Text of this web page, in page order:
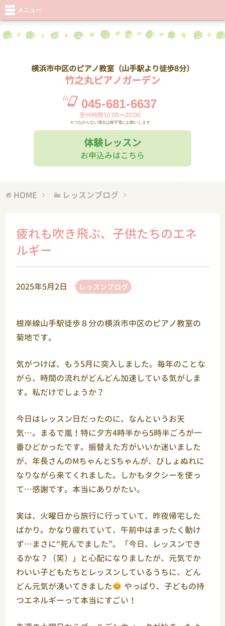
横浜市中区のピアノ教室（山手駅より徒歩8分）
竹之丸ピアノガーデン
045-681-6637
受付時間10:00〜20:00
※つながらない場合は留守電にお願いします
体験レッスン
お申込みはこちら
メニュー
HOME レッスンブログ
疲れも吹き飛ぶ、子供たちのエネ
ルギー
2025年5月2日 レッスンブログ
根岸線山手駅徒歩８分の横浜市中区のピアノ教室の
菊地です。
気がつけば、もう5月に突入しました。毎年のことな
がら、時間の流れがどんどん加速している気がしま
す。私だけでしょうか？
今日はレッスン日だったのに、なんというお天
気…。まるで嵐！特に夕方4時半から5時半ごろが一
番ひどかったです。振替えた方がいいか迷いました
が、年長さんのMちゃんとSちゃんが、びしょぬれに
なりながら来てくれました。しかもタクシーを使っ
て…感謝です。本当にありがたい。
実は、火曜日から旅行に行っていて、昨夜帰宅した
ばかり。かなり疲れていて、午前中はまったく動け
ず…まさに“死んでました”。「今日、レッスンでき
るかな？（笑）」と心配になりましたが、元気でか
わいい子どもたちとレッスンしているうちに、どん
どん元気が湧いてきました
やっぱり、子どもの持
つエネルギーって本当にすごい！